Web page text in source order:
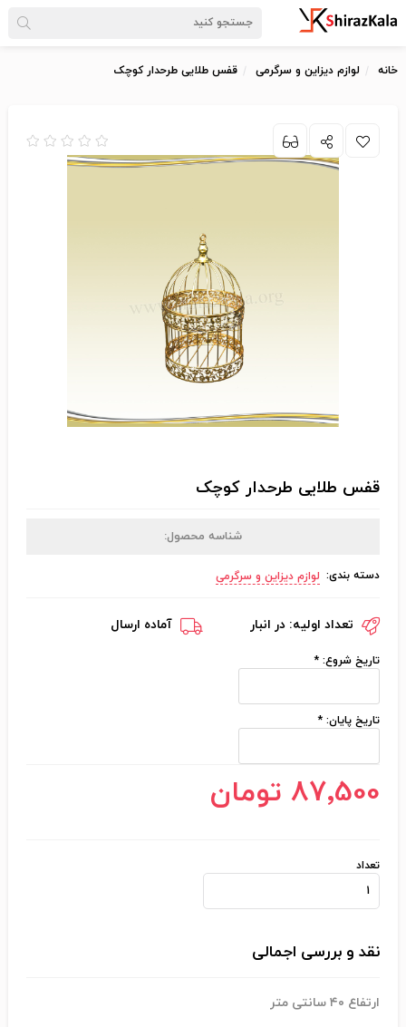
خانه لوازم دیزاین و سرگرمی قفس طلایی طرحدار کوچک
قفس طلایی طرحدار کوچک
شناسه محصول:
دسته بندی: لوازم دیزاین و سرگرمی
تعداد اولیه: در انبار آماده ارسال
تاریخ شروع: *
تاریخ پایان: *
87٬500 تومان
تعداد
نقد و بررسی اجمالی
ارتفاع ۴۰ سانتی متر